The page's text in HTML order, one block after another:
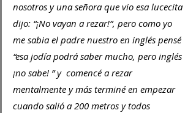
nosotros y una señora que vio esa lucecita
dijo: “¡No vayan a rezar!”, pero como yo
me sabia el padre nuestro en inglés pensé
“esa jodía podrá saber mucho, pero inglés
¡no sabe! ” y  comencé a rezar
mentalmente y más terminé en empezar
cuando salió a 200 metros y todos